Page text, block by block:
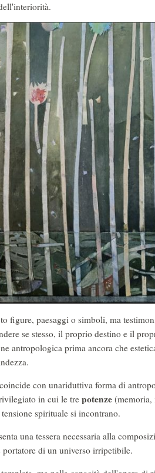
figure, paesaggi o simboli, ma
se stesso, il proprio destino e il
antropologica prima ancora che
con unariduttiva forma di
in cui le trepotenze (memoria,
spirituale si incontrano.
una tessera necessaria alla
portatore di un universo irripetibile.